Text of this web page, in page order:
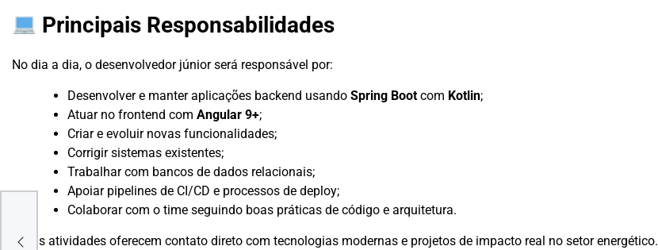
Principais Responsabilidades
No dia a dia, o desenvolvedor júnior será responsável por:
Desenvolver e manter aplicações backend usando Spring Boot com Kotlin;
Atuar no frontend com Angular 9+;
Criar e evoluir novas funcionalidades;
Corrigir sistemas existentes;
Trabalhar com bancos de dados relacionais;
Apoiar pipelines de CI/CD e processos de deploy;
Colaborar com o time seguindo boas práticas de código e arquitetura.
Essas atividades oferecem contato direto com tecnologias modernas e projetos de impacto real no setor energético.